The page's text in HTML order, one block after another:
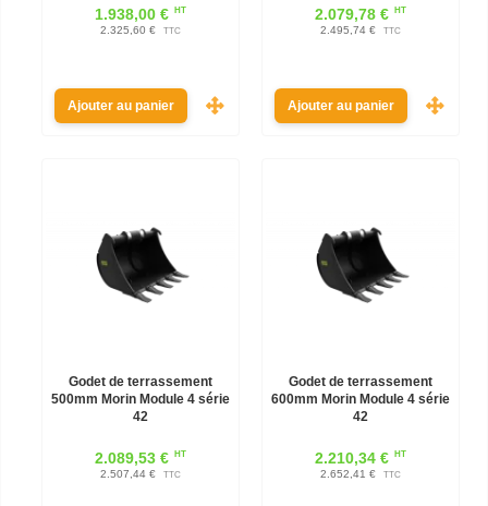
1.938,00 € HT
2.325,60 € TTC
Ajouter au panier
2.079,78 € HT
2.495,74 € TTC
Ajouter au panier
Godet de terrassement
500mm Morin Module 4 série
42
2.089,53 € HT
2.507,44 € TTC
Godet de terrassement
600mm Morin Module 4 série
42
2.210,34 € HT
2.652,41 € TTC